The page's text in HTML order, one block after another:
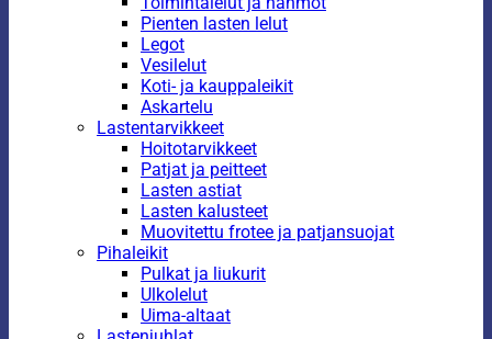
Pienten lasten lelut
Legot
Vesilelut
Koti- ja kauppaleikit
Askartelu
Lastentarvikkeet
Hoitotarvikkeet
Patjat ja peitteet
Lasten astiat
Lasten kalusteet
Muovitettu frotee ja patjansuojat
Pihaleikit
Pulkat ja liukurit
Ulkolelut
Uima-altaat